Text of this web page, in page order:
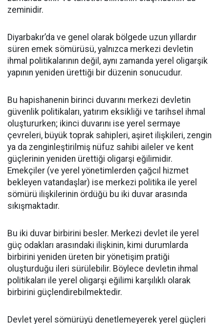
zeminidir.
Diyarbakır’da ve genel olarak bölgede uzun yıllardır
süren emek sömürüsü, yalnızca merkezi devletin
ihmal politikalarının değil, aynı zamanda yerel oligarşik
yapının yeniden ürettiği bir düzenin sonucudur.
Bu hapishanenin birinci duvarını merkezi devletin
güvenlik politikaları, yatırım eksikliği ve tarihsel ihmal
oluştururken; ikinci duvarını ise yerel sermaye
çevreleri, büyük toprak sahipleri, aşiret ilişkileri, zengin
ya da zenginleştirilmiş nüfuz sahibi aileler ve kent
güçlerinin yeniden ürettiği oligarşi eğilimidir.
Emekçiler (ve yerel yönetimlerden çağcıl hizmet
bekleyen vatandaşlar) ise merkezi politika ile yerel
sömürü ilişkilerinin ördüğü bu iki duvar arasında
sıkışmaktadır.
Bu iki duvar birbirini besler. Merkezi devlet ile yerel
güç odakları arasındaki ilişkinin, kimi durumlarda
birbirini yeniden üreten bir yönetişim pratiği
oluşturduğu ileri sürülebilir. Böylece devletin ihmal
politikaları ile yerel oligarşi eğilimi karşılıklı olarak
birbirini güçlendirebilmektedir.
Devlet yerel sömürüyü denetlemeyerek yerel güçleri